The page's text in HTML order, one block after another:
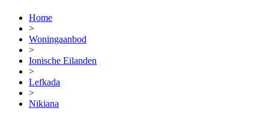
Home
>
Woningaanbod
>
Ionische Eilanden
>
Lefkada
>
Nikiana